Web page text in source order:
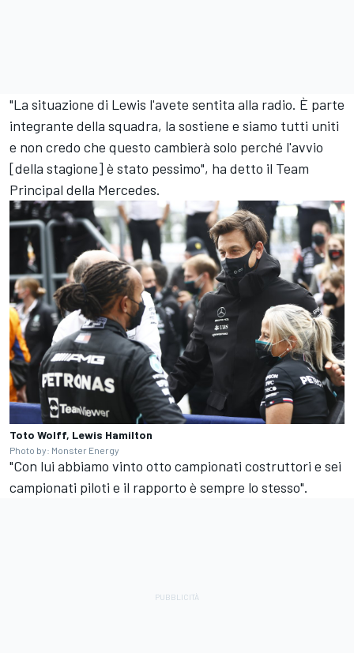
"La situazione di Lewis l'avete sentita alla radio. È parte
integrante della squadra, la sostiene e siamo tutti uniti
e non credo che questo cambierà solo perché l'avvio
[della stagione] è stato pessimo", ha detto il Team
Principal della Mercedes.
Toto Wolff, Lewis Hamilton
Photo by: Monster Energy
"Con lui abbiamo vinto otto campionati costruttori e sei
campionati piloti e il rapporto è sempre lo stesso".